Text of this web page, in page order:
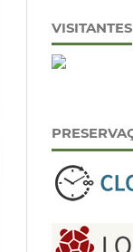
VISITANTES